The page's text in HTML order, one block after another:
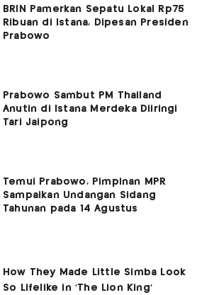
BRIN Pamerkan Sepatu Lokal Rp75
Ribuan di Istana, Dipesan Presiden
Prabowo
Prabowo Sambut PM Thailand
Anutin di Istana Merdeka Diiringi
Tari Jaipong
Temui Prabowo, Pimpinan MPR
Sampaikan Undangan Sidang
Tahunan pada 14 Agustus